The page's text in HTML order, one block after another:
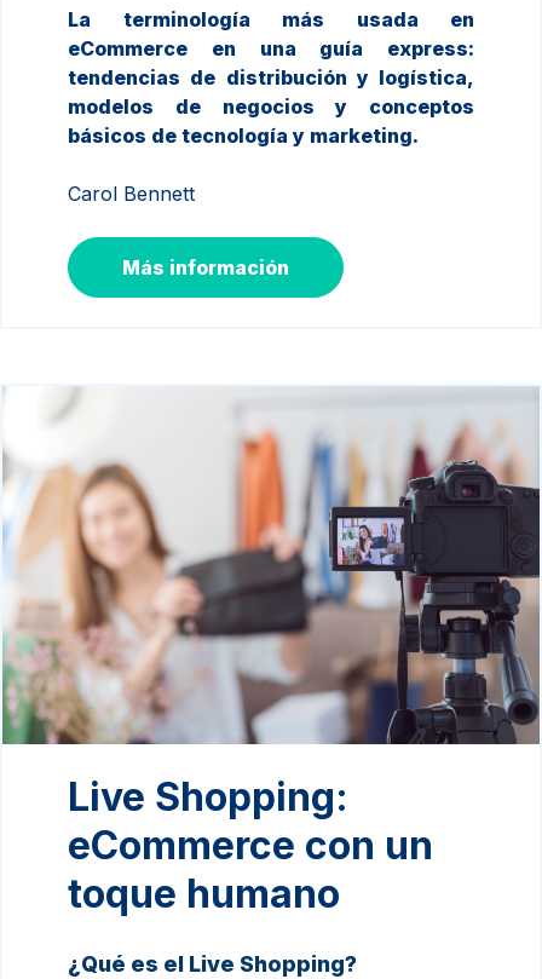
La terminología más usada en
eCommerce en una guía express:
tendencias de distribución y logística,
modelos de negocios y conceptos
básicos de tecnología y marketing.
Carol Bennett
Más información
Live Shopping:
eCommerce con un
toque humano
¿Qué es el Live Shopping?